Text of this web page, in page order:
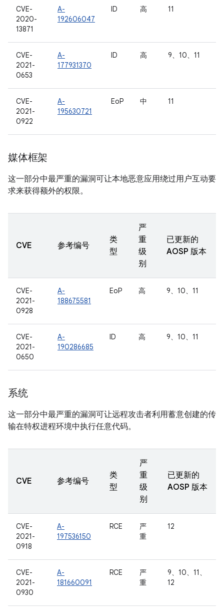
CVE-
2020-
13871
A-
192606047
ID 高 11
CVE-
2021-
0653
A-
177931370
ID 高 9、10、11
CVE-
2021-
0922
A-
195630721
EoP 中 11
媒体框架
这一部分中最严重的漏洞可让本地恶意应用绕过用户互动要
求来获得额外的权限。
CVE 参考编号
类
型
严
重
级
别
已更新的
AOSP 版本
CVE-
2021-
0928
A-
188675581
EoP 高 9、10、11
CVE-
2021-
0650
A-
190286685
ID 高 9、10、11
系统
这一部分中最严重的漏洞可让远程攻击者利用蓄意创建的传
输在特权进程环境中执行任意代码。
CVE 参考编号
类
型
严
重
级
别
已更新的
AOSP 版本
CVE-
2021-
0918
A-
197536150
RCE
严
重
12
CVE-
2021-
0930
A-
181660091
RCE
严
重
9、10、11、
12